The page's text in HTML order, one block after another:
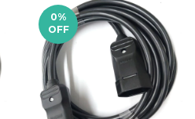
0%
OFF